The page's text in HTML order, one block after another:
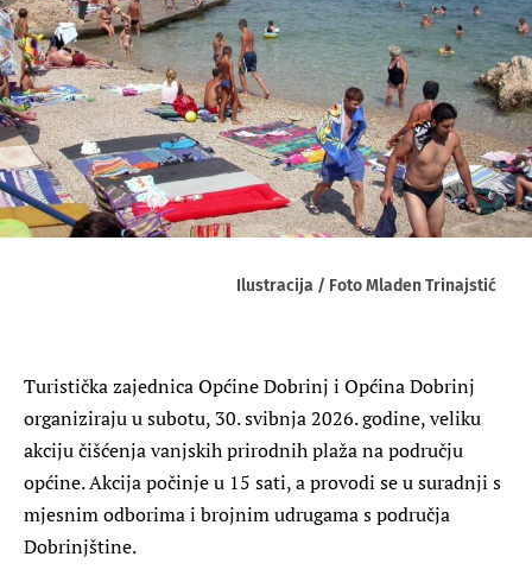
Ilustracija / Foto Mladen Trinajstić
Turistička zajednica Općine Dobrinj i Općina Dobrinj
organiziraju u subotu, 30. svibnja 2026. godine, veliku
akciju čišćenja vanjskih prirodnih plaža na području
općine. Akcija počinje u 15 sati, a provodi se u suradnji s
mjesnim odborima i brojnim udrugama s područja
Dobrinjštine.